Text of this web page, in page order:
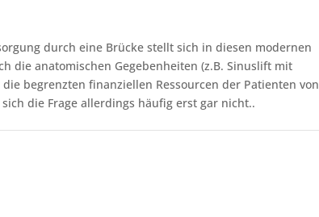
durch eine Brücke stellt sich in diesen modernen
die anatomischen Gegebenheiten (z.B. Sinuslift mit
begrenzten finanziellen Ressourcen der Patienten von
die Frage allerdings häufig erst gar nicht..